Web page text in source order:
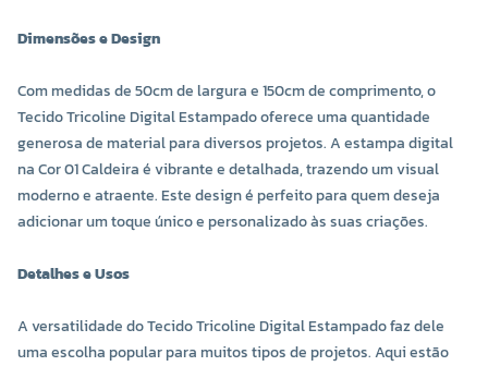
Dimensões e Design
Com medidas de 50cm de largura e 150cm de comprimento, o
Tecido Tricoline Digital Estampado oferece uma quantidade
generosa de material para diversos projetos. A estampa digital
na Cor 01 Caldeira é vibrante e detalhada, trazendo um visual
moderno e atraente. Este design é perfeito para quem deseja
adicionar um toque único e personalizado às suas criações.
Detalhes e Usos
A versatilidade do Tecido Tricoline Digital Estampado faz dele
uma escolha popular para muitos tipos de projetos. Aqui estão